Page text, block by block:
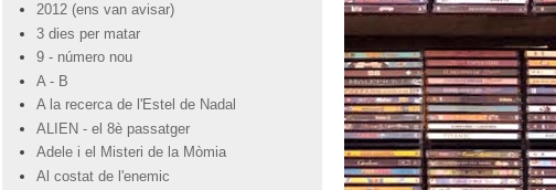
2012 (ens van avisar)
3 dies per matar
9 - número nou
A - B
A la recerca de l'Estel de Nadal
ALIEN - el 8è passatger
Adele i el Misteri de la Mòmia
Al costat de l'enemic